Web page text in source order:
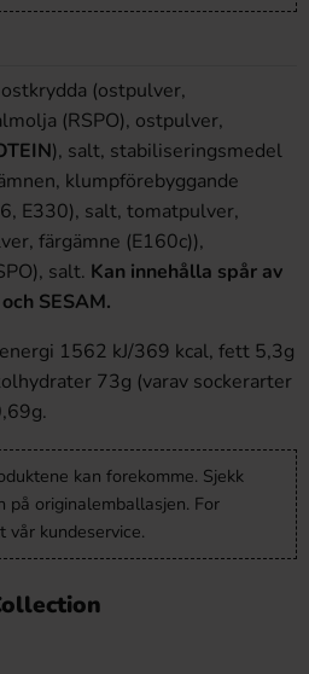
(ostpulver,
(RSPO), ostpulver,
), salt, stabiliseringsmedel
klumpförebyggande
E330), salt, tomatpulver,
färgämne (E160c)),
salt. Kan innehålla spår av
SESAM.
energi 1562 kJ/369 kcal, fett 5,3g
73g (varav sockerarter
kan forekomme. Sjekk
på originalemballasjen. For
vår kundeservice.